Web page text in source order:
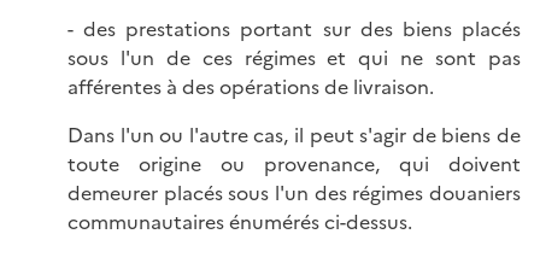
- des prestations portant sur des biens placés
sous l'un de ces régimes et qui ne sont pas
afférentes à des opérations de livraison.
Dans l'un ou l'autre cas, il peut s'agir de biens de
toute origine ou provenance, qui doivent
demeurer placés sous l'un des régimes douaniers
communautaires énumérés ci-dessus.